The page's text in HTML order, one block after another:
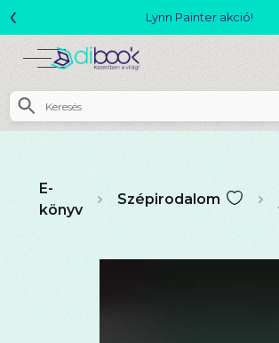
Megjelent! L. J. Shen: Legvadabb
‹
E-
könyv
Szépirodalom